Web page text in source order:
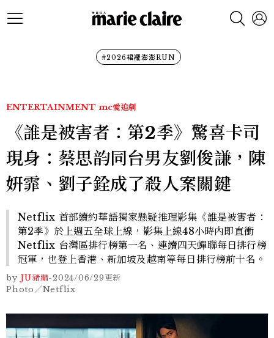
#2026裙襬澎澎RUN
ENTERTAINMENT mc愛追劇
《誰是被害者：第2季》驚喜卡司
現身：蔡思韵同台男友劉俊謙，陳
姸霏、劉子銓成了殺人案關鍵
Netflix 首部續約華語獨家懸疑推理影集《誰是被害者：
第2季》於上週五全球上線，影集上線48小時內即直衝
Netflix 台灣區排行榜第一名、連續四天蟬聯每日排行榜
冠軍，也登上香港、新加坡及越南等每日排行榜前十名。
by JU豬編-2024/06/29更新
Photo／Netflix